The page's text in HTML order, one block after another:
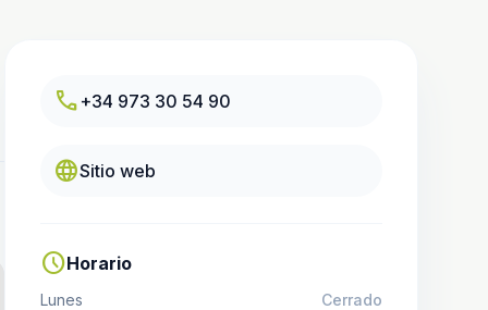
call +34 973 30 54 90
languageSitio web
scheduleHorario
Lunes
Cerrado